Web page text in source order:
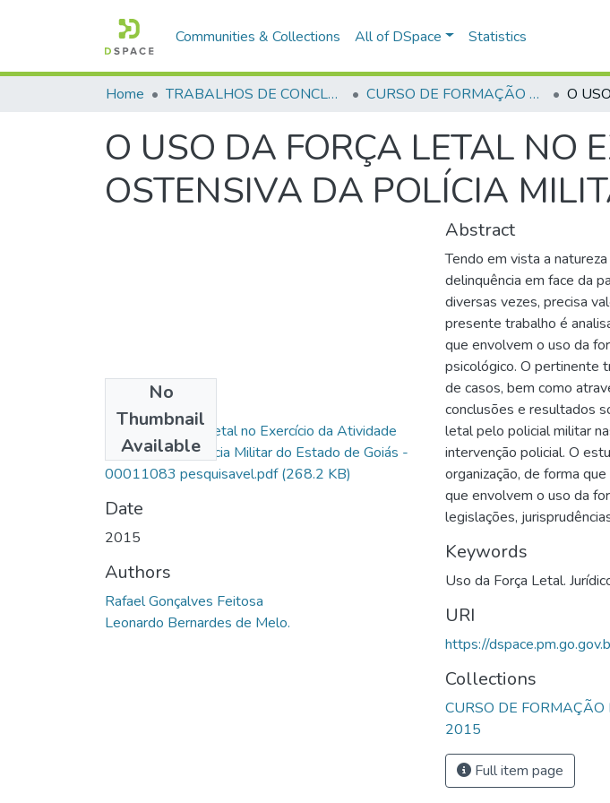
Communities & Collections All of DSpace Statistics
Home TRABALHOS DE CONCLUSÃO DE CURSO - CFO (CURSO DE FORMAÇÃO DE OFICIAIS) CURSO DE FORMAÇÃO DE OFICIAIS - 42ª TURMA CFO – ASPIRANTES - 2015
O USO DA FORÇA LETAL NO
OSTENSIVA DA POLÍCIA
No
Thumbnail
Available
O Uso da Força Letal no Exercício da Atividade
Ostensiva da Policia Militar do Estado de Goiás -
00011083 pesquisavel.pdf(268.2 KB)
Date
2015
Authors
Rafael Gonçalves Feitosa
Leonardo Bernardes de Melo.
Abstract
Tendo em vista a
delinquência em face da
diversas vezes, precisa
presente trabalho é
que envolvem o uso da
psicológico. O pertinente
de casos, bem como
conclusões e resultados
letal pelo policial militar
intervenção policial. O
organização, de forma
que envolvem o uso da
legislações,
Keywords
Uso da Força Letal.
URI
https://
Collections
CURSO DE
2015
Full item page